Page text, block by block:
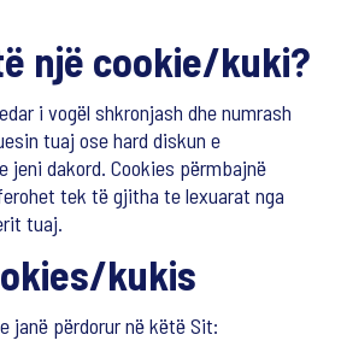
një cookie/kuki?
i vogël shkronjash dhe numrash
tuaj ose hard diskun e
dakord. Cookies përmbajnë
tek të gjitha te lexuarat nga
tuaj.
kukis
janë përdorur në këtë Sit: